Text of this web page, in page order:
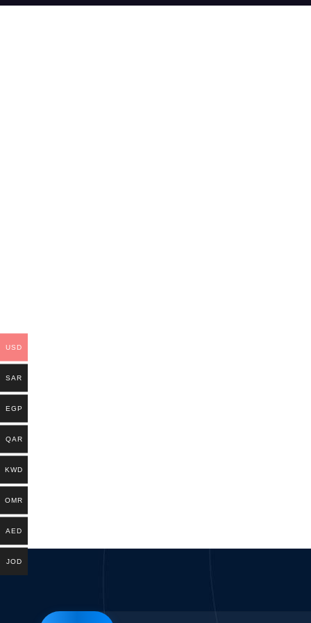
USD
SAR
EGP
QAR
KWD
OMR
AED
JOD